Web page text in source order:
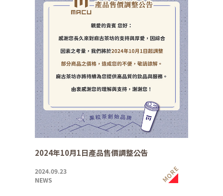
2024年10月1日產品售價調整公告
2024.09.23
NEWS
MORE